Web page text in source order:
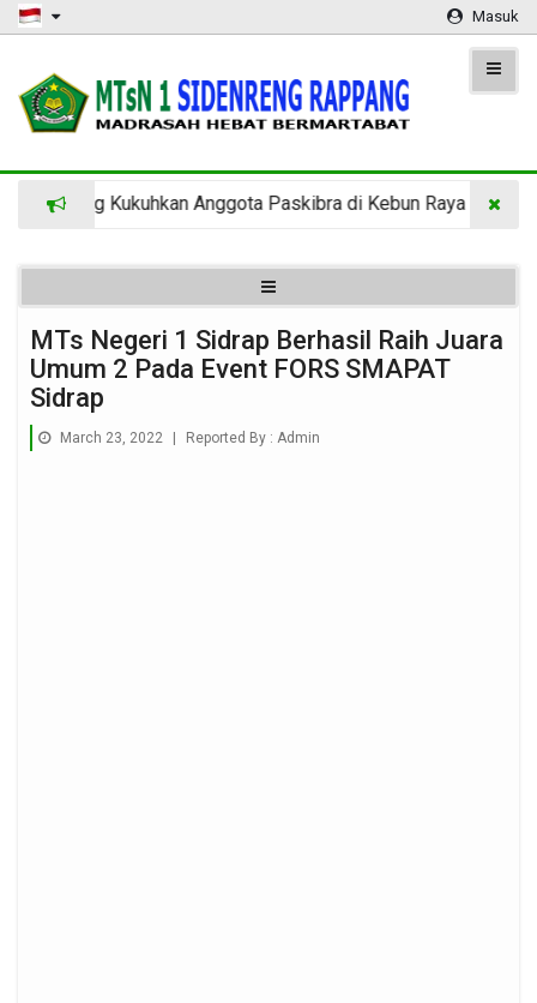
Masuk
Kukuhkan Anggota Paskibra di Kebun Raya
MTs Negeri 1 Sidrap Berhasil Raih Juara
Umum 2 Pada Event FORS SMAPAT
Sidrap
March 23, 2022 Reported By : Admin